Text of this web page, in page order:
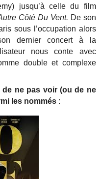
jusqu’à celle du film
Côté Du Vent. De son
sous l’occupation alors
dernier concert à la
nous conte avec
double et complexe
ne pas voir (ou de ne
les nommés :